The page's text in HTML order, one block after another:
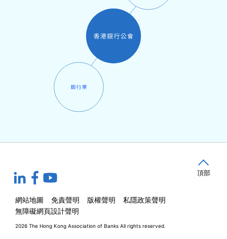
網站地圖 免責聲明 版權聲明
私隱政策聲明
無障礙網頁設計聲明
2026 The Hong Kong Association of Banks All rights reserved.
頂部